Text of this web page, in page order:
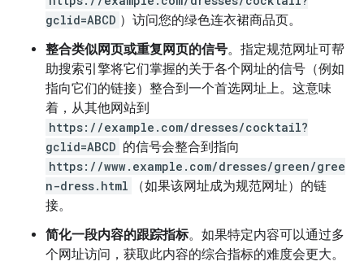
gclid=ABCD ）访问您的绿色连衣裙商品页。
整合类似网页或重复网页的信号。指定规范网址可帮
助搜索引擎将它们掌握的关于各个网址的信号（例如
指向它们的链接）整合到一个首选网址上。这意味
着，从其他网站到
https://example.com/dresses/cocktail?
gclid=ABCD 的信号会整合到指向
https://www.example.com/dresses/green/gree
n-dress.html
（如果该网址成为规范网址）的链
接。
简化一段内容的跟踪指标。如果特定内容可以通过多
个网址访问，获取此内容的综合指标的难度会更大。